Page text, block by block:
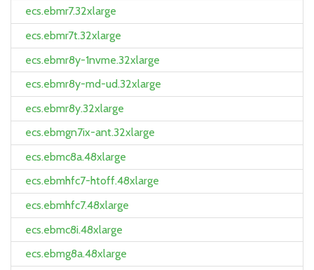
ecs.ebmr7.32xlarge
ecs.ebmr7t.32xlarge
ecs.ebmr8y-1nvme.32xlarge
ecs.ebmr8y-md-ud.32xlarge
ecs.ebmr8y.32xlarge
ecs.ebmgn7ix-ant.32xlarge
ecs.ebmc8a.48xlarge
ecs.ebmhfc7-htoff.48xlarge
ecs.ebmhfc7.48xlarge
ecs.ebmc8i.48xlarge
ecs.ebmg8a.48xlarge